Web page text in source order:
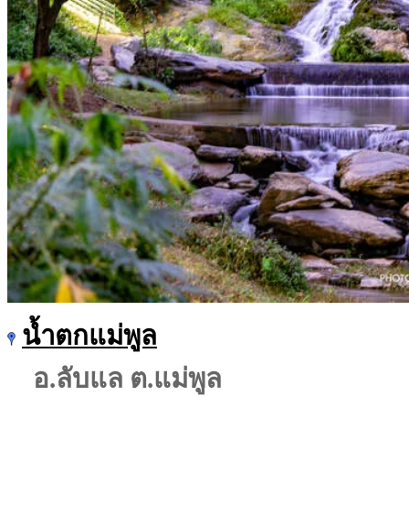
น้ำตกแม่พูล
อ.ลับแล ต.แม่พูล